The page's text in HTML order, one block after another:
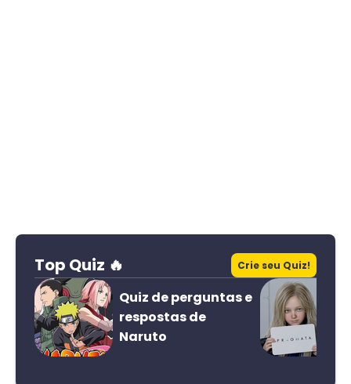
Top Quiz 🔥 Crie seu Quiz!
Quiz de perguntas e
respostas de
Naruto